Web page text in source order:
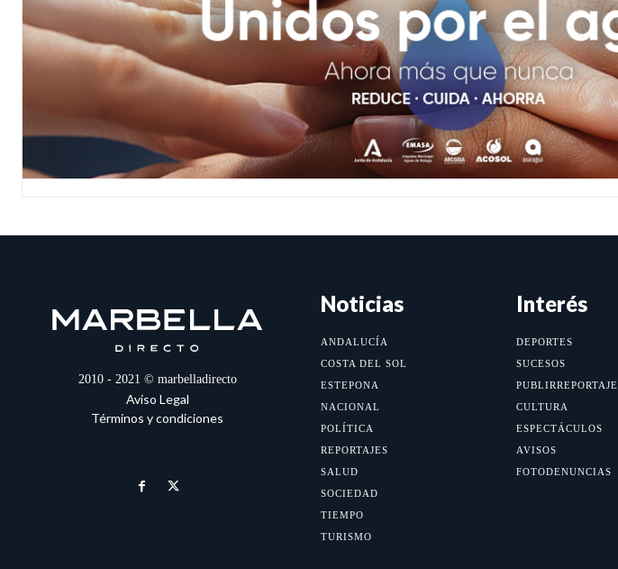
2010 - 2021 © marbelladirecto
Aviso Legal
Términos y condiciones
Noticias
ANDALUCÍA
COSTA DEL SOL
ESTEPONA
NACIONAL
POLÍTICA
REPORTAJES
SALUD
SOCIEDAD
TIEMPO
TURISMO
Interés
DEPORTES
SUCESOS
PUBLIRREPORTAJE
CULTURA
ESPECTÁCULOS
AVISOS
FOTODENUNCIAS